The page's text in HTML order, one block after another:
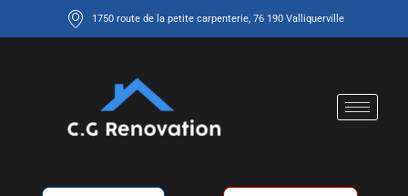
1750 route de la petite carpenterie, 76 190 Valliquerville